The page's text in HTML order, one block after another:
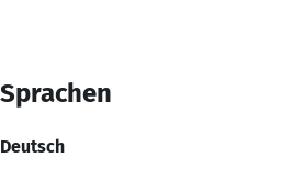
Sprachen
Deutsch